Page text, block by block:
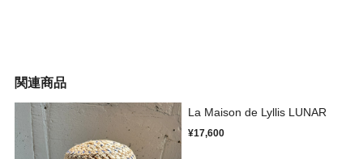
関連商品
La Maison de Lyllis LUNAR
¥17,600